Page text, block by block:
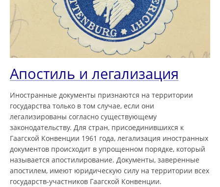
Апостиль и легализация
Иностранные документы признаются на территории
государства только в том случае, если они
легализированы согласно существующему
законодательству. Для стран, присоединившихся к
Гаагской Конвенции 1961 года, легализация иностранных
документов происходит в упрощенном порядке, который
называется апостилирование. Документы, заверенные
апостилем, имеют юридическую силу на территории всех
государств-участников Гаагской Конвенции.